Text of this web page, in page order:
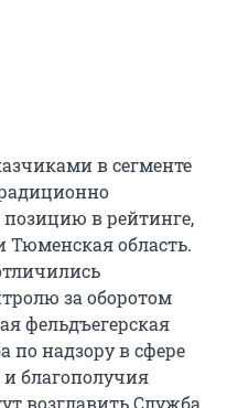
в сегменте
в рейтинге,
Тюменская область.
за оборотом
фельдъегерская
по надзору в сфере
благополучия
возглавить Служба